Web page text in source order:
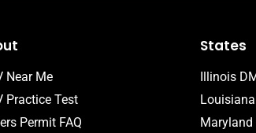
Near Me
Practice Test
Permit FAQ
States
Illinois
Maryland